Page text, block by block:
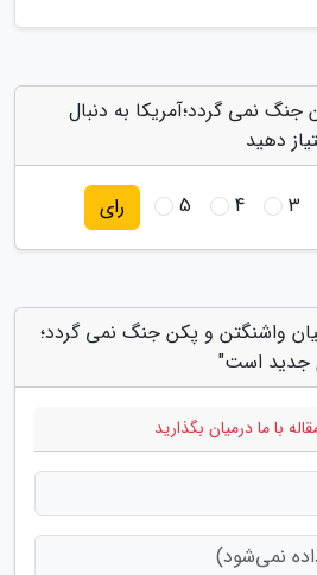
نمی گردد؛آمریکا به دنبال
دهید
3
4
5 رای
واشنگتن و پکن جنگ نمی گردد؛
جدید است"
با ما درمیان بگذارید